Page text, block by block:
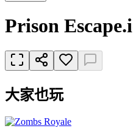
Prison
大家也玩